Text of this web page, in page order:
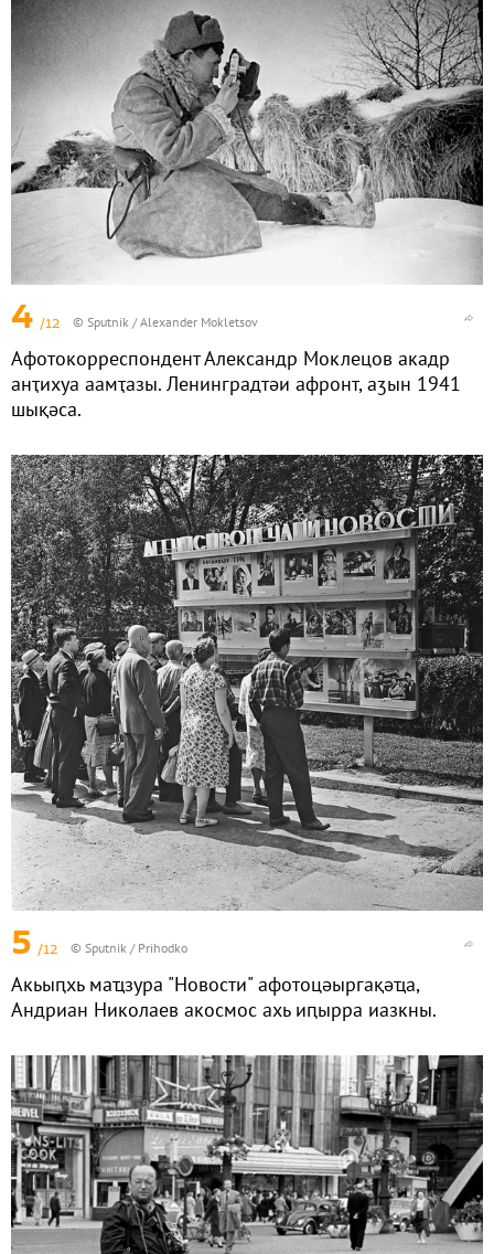
4 /12 © Sputnik / Alexander Mokletsov
Афотокорреспондент Александр Моклецов акадр
анҭихуа аамҭазы. Ленинградтәи афронт, аӡын 1941
шықәса.
5 /12 © Sputnik / Prihodko
Акьыԥхь маҵзура "Новости" афотоцәыргақәҵа,
Андриан Николаев акосмос ахь иԥырра иазкны.